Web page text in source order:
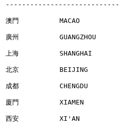
澳門          MACAO
廣州          GUANGZHOU
上海          SHANGHAI
北京          BEIJING
成都          CHENGDU
廈門          XIAMEN
西安          XI'AN